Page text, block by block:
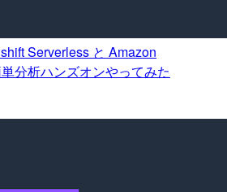
Serverless と Amazon
分析ハンズオンやってみた